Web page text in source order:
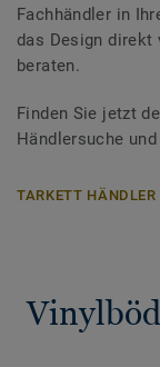
Fachhändler in
das Design direkt
beraten.
Finden Sie jetzt
Händlersuche
TARKETT